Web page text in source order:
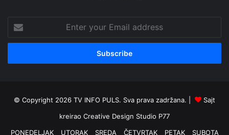
your
Email
© Copyright 2026 TV INFO PULS. Sva prava zadržana. |
Sajt
kreirao Creative Design Studio P77
PONEDELJAK
UTORAK SREDA ČETVRTAK PETAK SUBOTA